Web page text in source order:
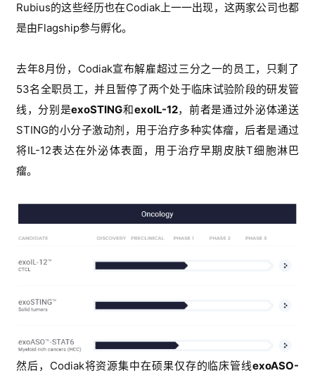
业
资
讯
再
生
医
学
转
会
活
动
注册
Rubius的这些经历也在Codiak上一一出现，这两家公司也都
是由Flagship参与孵化。
去年8月份，Codiak宣布解雇超过三分之一的员工，只剩了
53名全职员工，并且暂停了两个处于临床试验阶段的研发管
线，分别是exoSTING和exoIL-12，前者是通过外泌体递送
STING的小分子激动剂，用于治疗多种实体瘤，后者是通过
将IL-12表达在外泌体表面，用于治疗早期皮肤T细胞淋巴
瘤。
然后，Codiak将资源集中在硕果仅存的临床管线exoASO-